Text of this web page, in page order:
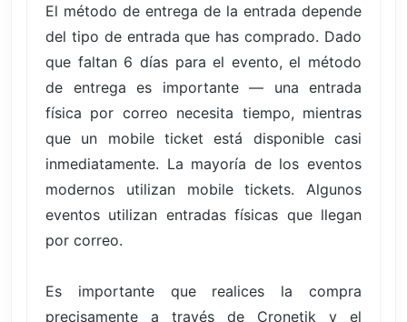
El método de entrega de la entrada depende
del tipo de entrada que has comprado. Dado
que faltan 6 días para el evento, el método
de entrega es importante — una entrada
física por correo necesita tiempo, mientras
que un mobile ticket está disponible casi
inmediatamente. La mayoría de los eventos
modernos utilizan mobile tickets. Algunos
eventos utilizan entradas físicas que llegan
por correo.
Es importante que realices la compra
precisamente a través de Cronetik y el